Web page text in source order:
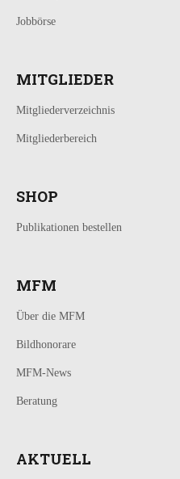
Jobbörse
MITGLIEDER
Mitgliederverzeichnis
Mitgliederbereich
SHOP
Publikationen bestellen
MFM
Über die MFM
Bildhonorare
MFM-News
Beratung
AKTUELL